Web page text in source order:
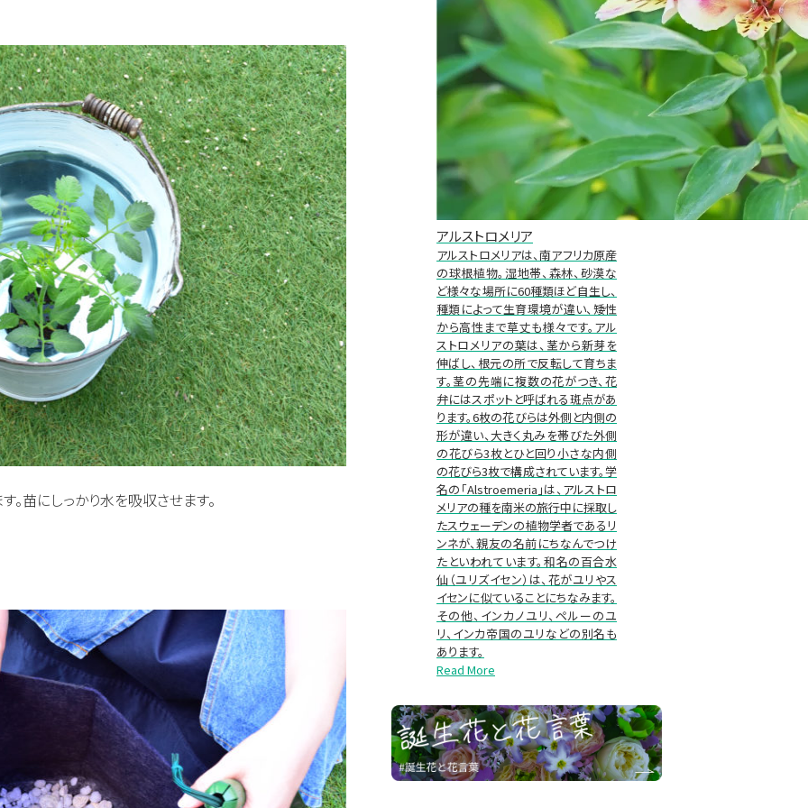
。苗にしっかり水を吸収させます。
アルストロメリア
アルストロメリアは、南アフリカ原産
の球根植物。湿地帯、森林、砂漠な
ど様々な場所に60種類ほど自生し、
種類によって生育環境が違い、矮性
から高性まで草丈も様々です。アル
ストロメリアの葉は、茎から新芽を
伸ばし、根元の所で反転して育ちま
す。茎の先端に複数の花がつき、花
弁にはスポットと呼ばれる斑点があ
ります。6枚の花びらは外側と内側の
形が違い、大きく丸みを帯びた外側
の花びら3枚とひと回り小さな内側
の花びら3枚で構成されています。学
名の「Alstroemeria」は、アルストロ
メリアの種を南米の旅行中に採取し
たスウェーデンの植物学者であるリ
ンネが、親友の名前にちなんでつけ
たといわれています。和名の百合水
仙（ユリズイセン）は、花がユリやス
イセンに似ていることにちなみます。
その他、インカノユリ、ペルーのユ
リ、インカ帝国のユリなどの別名も
あります。
Read More